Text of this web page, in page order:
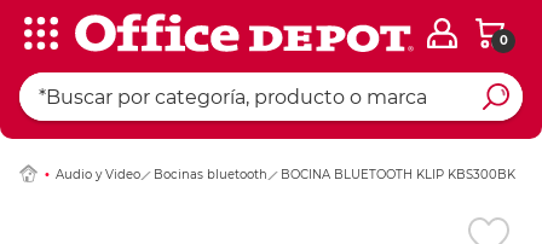
0
Audio y Video Bocinas bluetooth BOCINA BLUETOOTH KLIP KBS300BK
Ingresar Codigo